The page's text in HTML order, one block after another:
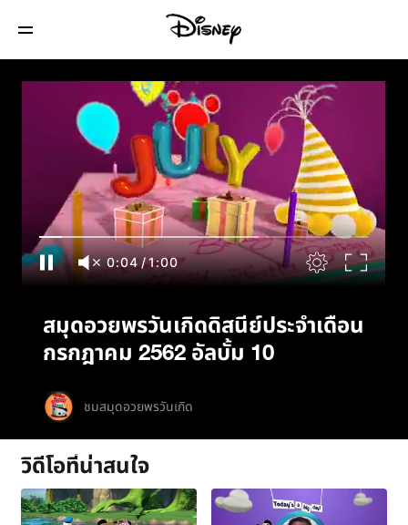
สมุดอวยพรวันเกิดดิสนีย์ประจำเดือนกรกฎาคม
2562 อัลบั้ม 10
0:04/1:00
สมุดอวยพรวันเกิดดิสนีย์ประจำเดือน
กรกฎาคม 2562 อัลบั้ม 10
ชมสมุดอวยพรวันเกิด
วิดีโอที่น่าสนใจ